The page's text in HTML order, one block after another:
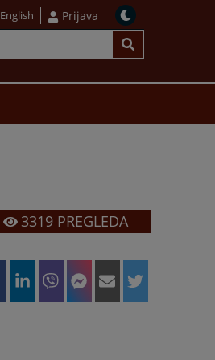
English Prijava
3319PREGLEDA